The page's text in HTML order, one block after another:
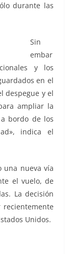
durante las
Sin
embar
y los
en el
despegue y el
ampliar la
bordo de los
indica el
una nueva vía
el vuelo, de
La decisión
Unidos.